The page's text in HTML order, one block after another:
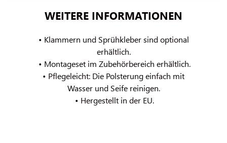
WEITERE INFORMATIONEN
erhältlich.
• Montageset im Zubehörbereich erhältlich.
Wasser und Seife reinigen.
• Hergestellt in der EU.